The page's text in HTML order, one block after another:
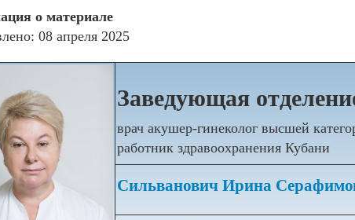
о материале
08 апреля 2025
Заведующая
врач акушер-гинеколог высшей
работник здравоохранения Кубани
Сильванович Ирина